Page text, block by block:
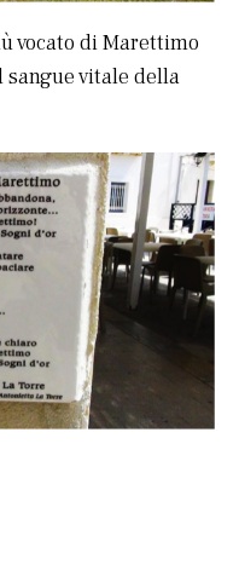
vocato di Marettimo
sangue vitale della